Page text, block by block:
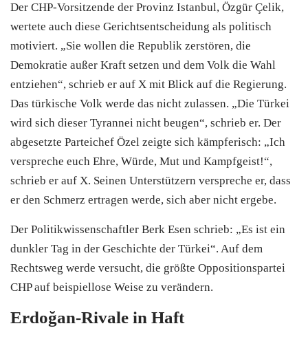
Der CHP-Vorsitzende der Provinz Istanbul, Özgür Çelik,
wertete auch diese Gerichtsentscheidung als politisch
motiviert. „Sie wollen die Republik zerstören, die
Demokratie außer Kraft setzen und dem Volk die Wahl
entziehen“, schrieb er auf X mit Blick auf die Regierung.
Das türkische Volk werde das nicht zulassen. „Die Türkei
wird sich dieser Tyrannei nicht beugen“, schrieb er. Der
abgesetzte Parteichef Özel zeigte sich kämpferisch: „Ich
verspreche euch Ehre, Würde, Mut und Kampfgeist!“,
schrieb er auf X. Seinen Unterstützern verspreche er, dass
er den Schmerz ertragen werde, sich aber nicht ergebe.
Der Politikwissenschaftler Berk Esen schrieb: „Es ist ein
dunkler Tag in der Geschichte der Türkei“. Auf dem
Rechtsweg werde versucht, die größte Oppositionspartei
CHPauf beispiellose Weise zu verändern.
Erdoğan-Rivale in Haft